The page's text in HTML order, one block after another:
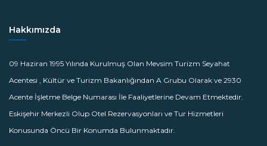
Hakkımızda
09 Haziran 1995 Yılında Kurulmuş Olan Mevsim Turizm Seyahat
Acentesi , Kültür ve Turizm Bakanlığından A Grubu Olarak ve 2930
Acente İşletme Belge Numarası İle Faaliyetlerine Devam Etmektedir.
Eskişehir Merkezli Olup Otel Rezervasyonları ve Tur Hizmetleri
Konusunda Öncü Bir Konumda Bulunmaktadır.